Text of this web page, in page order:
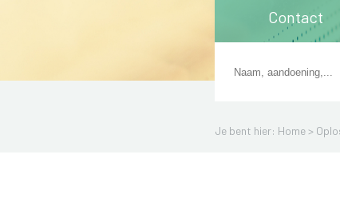
Contact
Je bent hier: Home >